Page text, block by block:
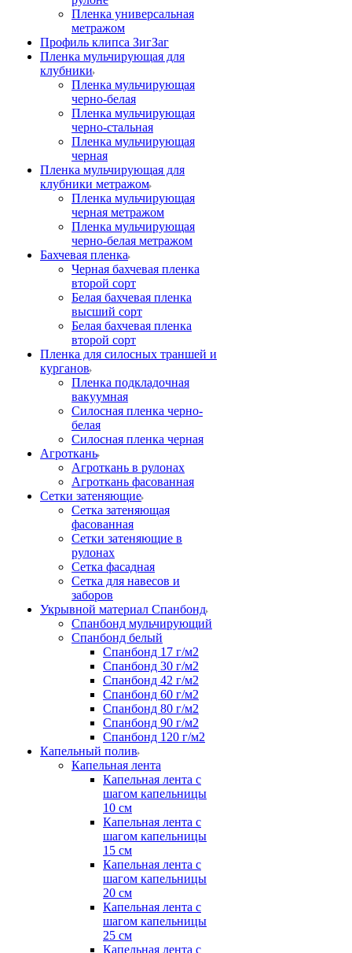
Пленка универсальная
метражом
Профиль клипса ЗигЗаг
Пленка мульчирующая для
клубники
Пленка мульчирующая
черно-белая
Пленка мульчирующая
черно-стальная
Пленка мульчирующая
черная
Пленка мульчирующая для
клубники метражом
Пленка мульчирующая
черная метражом
Пленка мульчирующая
черно-белая метражом
Бахчевая пленка
Черная бахчевая пленка
второй сорт
Белая бахчевая пленка
высший сорт
Белая бахчевая пленка
второй сорт
Пленка для силосных траншей и
курганов
Пленка подкладочная
вакуумная
Силосная пленка черно-
белая
Силосная пленка черная
Агроткань
Агроткань в рулонах
Агроткань фасованная
Сетки затеняющие
Сетка затеняющая
фасованная
Сетки затеняющие в
рулонах
Сетка фасадная
Сетка для навесов и
заборов
Укрывной материал Спанбонд
Спанбонд мульчирующий
Спанбонд белый
Спанбонд 17 г/м2
Спанбонд 30 г/м2
Спанбонд 42 г/м2
Спанбонд 60 г/м2
Спанбонд 80 г/м2
Спанбонд 90 г/м2
Спанбонд 120 г/м2
Капельный полив
Капельная лента
Капельная лента с
шагом капельницы
10 см
Капельная лента с
шагом капельницы
15 см
Капельная лента с
шагом капельницы
20 см
Капельная лента с
шагом капельницы
25 см
Капельная лента с